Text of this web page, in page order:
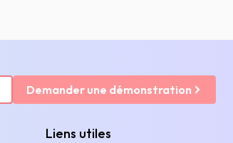
Demander une démonstration
Liens utiles